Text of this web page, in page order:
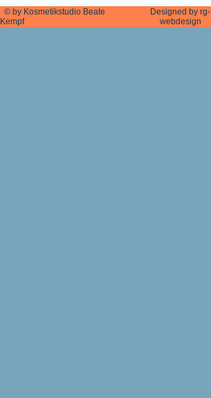
© by Kosmetikstudio Beate
Kempf
Designed by rg-
webdesign